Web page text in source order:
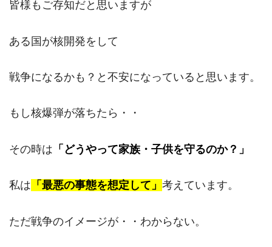
皆様もご存知だと思いますが
ある国が核開発をして
戦争になるかも？と不安になっていると思います。
もし核爆弾が落ちたら・・
その時は 「どうやって家族・子供を守るのか？」
私は 「最悪の事態を想定して」 考えています。
ただ戦争のイメージが・・わからない。